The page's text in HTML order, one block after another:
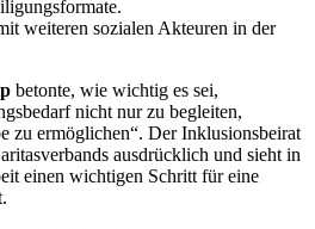
weiteren sozialen Akteuren in der
betonte, wie wichtig es sei,
nicht nur zu begleiten,
zu ermöglichen“. Der Inklusionsbeirat
ausdrücklich und sieht in
einen wichtigen Schritt für eine